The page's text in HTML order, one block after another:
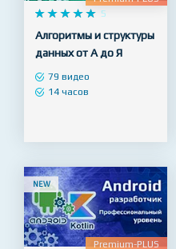
Premium-PLUS
    
     5
Алгоритмы и структуры
данных от А до Я
NEW